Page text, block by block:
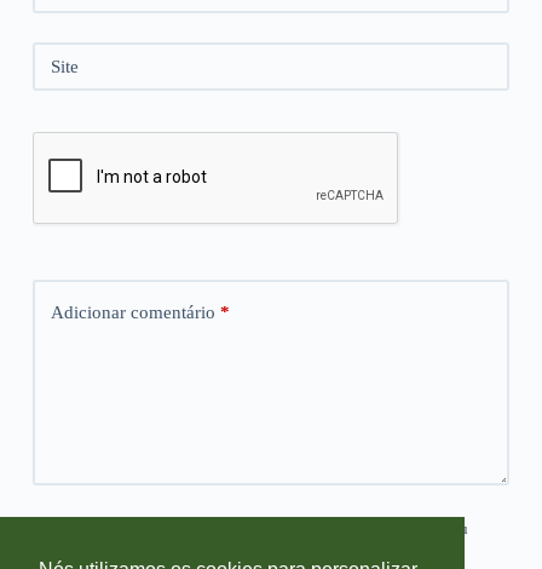
Site
Adicionar comentário *
Salvar meus dados neste navegador para a próxima vez que eu